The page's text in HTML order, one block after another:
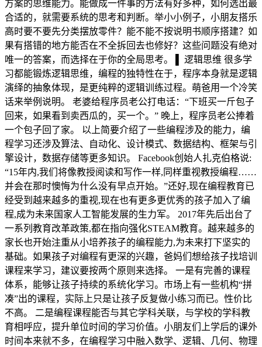
方案的思维能力。能做成一件事的方法有好多种，如何选出最
合适的，就需要系统的思考和判断。举小小例子，小朋友搭乐
高时要不要先分类摆放零件？能不能不按说明书顺序搭建？如
果有搭错的地方能否在不全拆回去也修好？这些问题没有绝对
唯一的答案，而选择在于你的全局思考。 ▌ 逻辑思维 很多学
习都能锻炼逻辑思维，编程的独特性在于，程序本身就是逻辑
演绎的抽象体现，是更纯粹的逻辑训练过程。萌爸用一个冷笑
话来举例说明。 老婆给程序员老公打电话：“下班买一斤包子
回来，如果看到卖西瓜的，买一个。” 晚上，程序员老公捧着
一个包子回了家。 以上简要介绍了一些编程涉及的能力，编
程学习还涉及算法、自动化、设计模式、数据结构、框架与引
擎设计，数据存储等更多知识。 Facebook创始人扎克伯格说:
“15年内,我们将像教授阅读和写作一样,同样重视教授编程……
并会在那时懊悔为什么没有早点开始。”还好,现在编程教育已
经受到越来越多的重视,现在也有更多更优秀的孩子加入了编
程,成为未来国家人工智能发展的生力军。 2017年先后出台了
一系列教育改革政策,都在指向强化STEAM教育。越来越多的
家长也开始注重从小培养孩子的编程能力,为未来打下坚实的
基础。如果孩子对编程有更深的兴趣，爸妈们想给孩子找培训
课程来学习，建议要按两个原则来选择。 一是有完善的课程
体系，能够让孩子持续的系统化学习。市场上有一些机构“拼
凑”出的课程，实际上只是让孩子反复做小练习而已。性价比
不高。 二是编程课程能否与其它学科关联，与学校的学科教
育相呼应，提升单位时间的学习价值。小朋友们上学后的课外
时间本来就不多，在编程学习中融入数学、逻辑、几何、物理